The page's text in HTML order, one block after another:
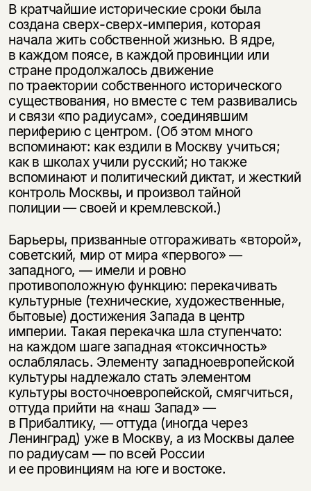
В кратчайшие исторические сроки была
создана сверх-сверх-империя, которая
начала жить собственной жизнью. В ядре,
в каждом поясе, в каждой провинции или
стране продолжалось движение
по траектории собственного исторического
существования, но вместе с тем развивались
и связи «по радиусам», соединявшим
периферию с центром. (Об этом много
вспоминают: как ездили в Москву учиться;
как в школах учили русский; но также
вспоминают и политический диктат, и жесткий
контроль Москвы, и произвол тайной
полиции — своей и кремлевской.)
Барьеры, призванные отгораживать «второй»,
советский, мир от мира «первого» —
западного, — имели и ровно
противоположную функцию: перекачивать
культурные (технические, художественные,
бытовые) достижения Запада в центр
империи. Такая перекачка шла ступенчато:
на каждом шаге западная «токсичность»
ослаблялась. Элементу западноевропейской
культуры надлежало стать элементом
культуры восточноевропейской, смягчиться,
оттуда прийти на «наш Запад» —
в Прибалтику, — оттуда (иногда через
Ленинград) уже в Москву, а из Москвы далее
по радиусам — по всей России
и ее провинциям на юге и востоке.